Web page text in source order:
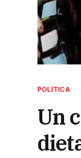
POLÍTICA
Un